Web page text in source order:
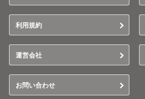
利用規約
運営会社
お問い合わせ